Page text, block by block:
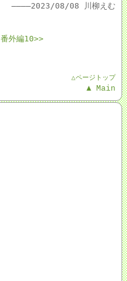
――――2023/08/08 川柳えむ
番外編10>>
△ページトップ
▲ Main